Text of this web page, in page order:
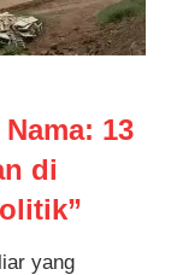
13
di
yang